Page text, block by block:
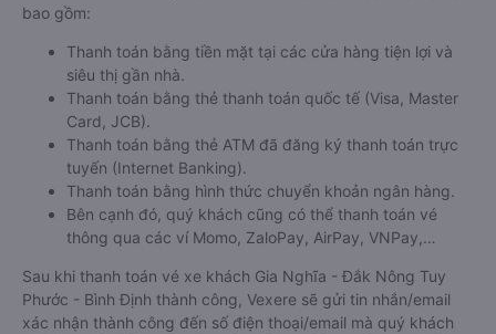
bao gồm:
Thanh toán bằng tiền mặt tại các cửa hàng tiện lợi và
siêu thị gần nhà.
Thanh toán bằng thẻ thanh toán quốc tế (Visa, Master
Card, JCB).
Thanh toán bằng thẻ ATM đã đăng ký thanh toán trực
tuyến (Internet Banking).
Thanh toán bằng hình thức chuyển khoản ngân hàng.
Bên cạnh đó, quý khách cũng có thể thanh toán vé
thông qua các ví Momo, ZaloPay, AirPay, VNPay,…
Sau khi thanh toán vé xe khách Gia Nghĩa - Đắk Nông Tuy
Phước - Bình Định thành công, Vexere sẽ gửi tin nhắn/email
xác nhận thành công đến số điện thoại/email mà quý khách